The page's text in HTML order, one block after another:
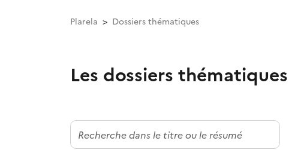
Plarela Dossiers thématiques
Les dossiers thématiques